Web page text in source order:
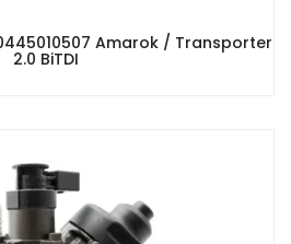
Amarok / Transporter
2.0 BiTDI